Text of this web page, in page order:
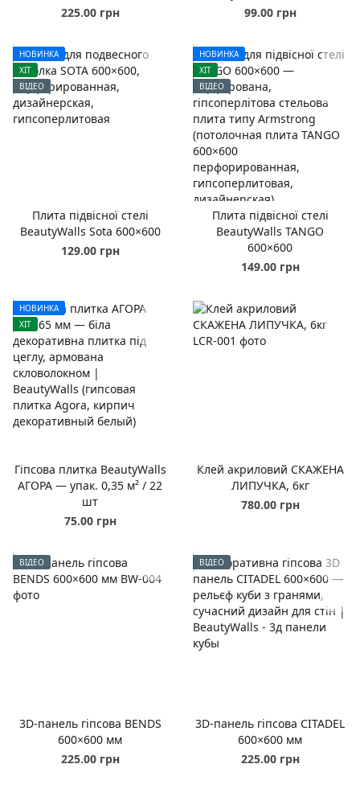
225.00 грн
99.00 грн
НОВИНКА
ХІТ
ВІДЕО
Плита підвісної стелі
BeautyWalls Sota 600×600
129.00 грн
НОВИНКА
ХІТ
ВІДЕО
Плита підвісної стелі
BeautyWalls TANGO
600×600
149.00 грн
НОВИНКА
ХІТ
Гіпсова плитка BeautyWalls
АГОРА — упак. 0,35 м² / 22
шт
75.00 грн
Клей акриловий СКАЖЕНА
ЛИПУЧКА, 6кг
780.00 грн
ВІДЕО
3D-панель гіпсова BENDS
600×600 мм
225.00 грн
ВІДЕО
3D-панель гіпсова CITADEL
600×600 мм
225.00 грн